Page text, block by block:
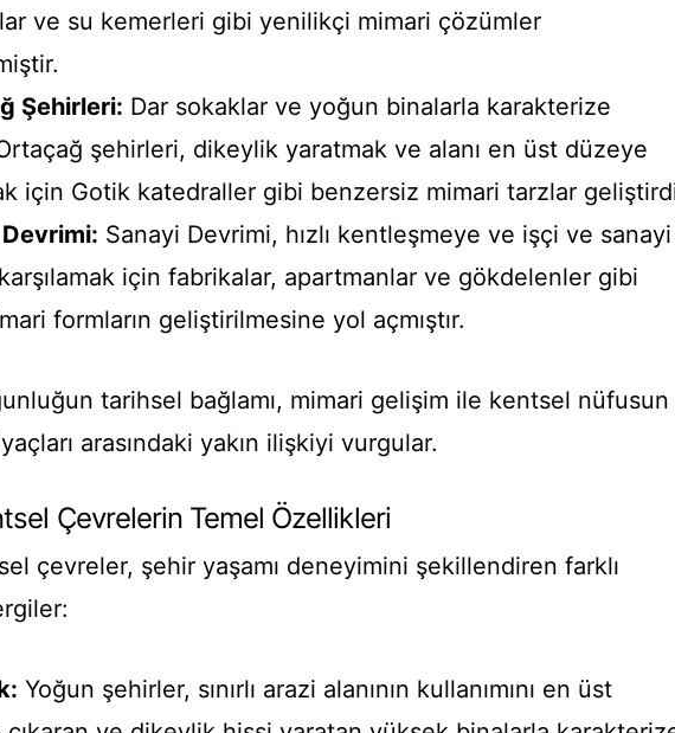
ve su kemerleri gibi yenilikçi mimari çözümler
Şehirleri: Dar sokaklar ve yoğun binalarla karakterize
şehirleri, dikeylik yaratmak ve alanı en üst düzeye
için Gotik katedraller gibi benzersiz mimari tarzlar
Sanayi Devrimi, hızlı kentleşmeye ve işçi ve sanayi
karşılamak için fabrikalar, apartmanlar ve gökdelenler gibi
formların geliştirilmesine yol açmıştır.
tarihsel bağlamı, mimari gelişim ile kentsel nüfusun
arasındaki yakın ilişkiyi vurgular.
Çevrelerin Temel Özellikleri
çevreler, şehir yaşamı deneyimini şekillendiren farklı
Yoğun şehirler, sınırlı arazi alanının kullanımını en üst